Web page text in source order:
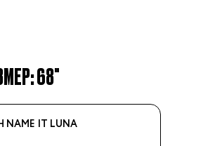
68"
NAME IT LUNA